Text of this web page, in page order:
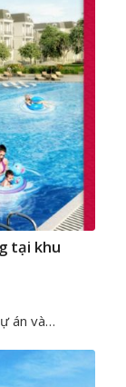
tại khu
án và…